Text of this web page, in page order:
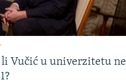
Vučić u univerzitetu